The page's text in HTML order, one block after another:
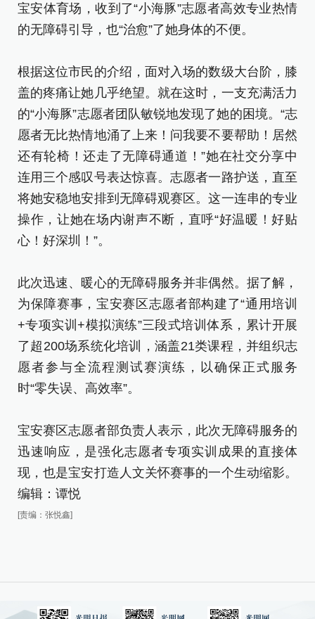
宝安体育场，收到了“小海豚”志愿者高效专业热情
的无障碍引导，也“治愈”了她身体的不便。
根据这位市民的介绍，面对入场的数级大台阶，膝
盖的疼痛让她几乎绝望。就在这时，一支充满活力
的“小海豚”志愿者团队敏锐地发现了她的困境。“志
愿者无比热情地涌了上来！问我要不要帮助！居然
还有轮椅！还走了无障碍通道！”她在社交分享中
连用三个感叹号表达惊喜。志愿者一路护送，直至
将她安稳地安排到无障碍观赛区。这一连串的专业
操作，让她在场内谢声不断，直呼“好温暖！好贴
心！好深圳！”。
此次迅速、暖心的无障碍服务并非偶然。据了解，
为保障赛事，宝安赛区志愿者部构建了“通用培训
+专项实训+模拟演练”三段式培训体系，累计开展
了超200场系统化培训，涵盖21类课程，并组织志
愿者参与全流程测试赛演练，以确保正式服务
时“零失误、高效率”。
宝安赛区志愿者部负责人表示，此次无障碍服务的
迅速响应，是强化志愿者专项实训成果的直接体
现，也是宝安打造人文关怀赛事的一个生动缩影。
编辑：谭悦
[责编：张悦鑫]